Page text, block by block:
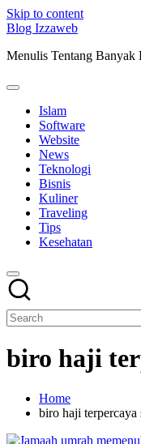
Skip to content
Blog Izzaweb
Menulis Tentang Banyak
Islam
Software
Website
News
Teknologi
Bisnis
Kuliner
Traveling
Tips
Kesehatan
biro haji
Home
biro haji terpercaya